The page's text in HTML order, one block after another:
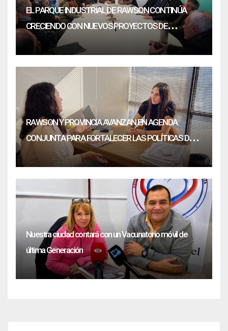
EL PARQUE INDUSTRIAL DE RAWSON CONTINÚA
CRECIENDO CON NUEVOS PROYECTOS DE
INVERSIÓN
RAWSON Y PROVINCIA AVANZAN EN AGENDA
CONJUNTA PARA FORTALECER LAS POLÍTICAS DE
JUVENTUD
Nuestra ciudad contará con un Vacunatorio móvil de
última Generación